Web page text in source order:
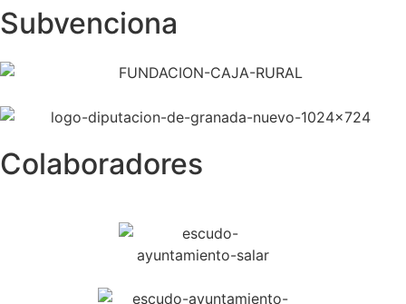
Subvenciona
Colaboradores